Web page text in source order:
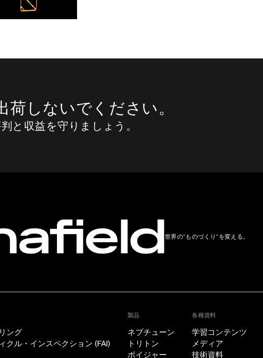
荷しないでください。
と収益を守りましょう。
世界の”ものづくり”を変える。
ング
クル・インスペクション (FAI)
製品
ネプチューン
トリトン
ボイジャー
各種資料
学習コンテンツ
メディア
技術資料